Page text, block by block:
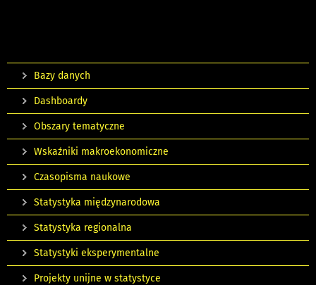
Bazy danych
Dashboardy
Obszary tematyczne
Wskaźniki makroekonomiczne
Czasopisma naukowe
Statystyka międzynarodowa
Statystyka regionalna
Statystyki eksperymentalne
Projekty unijne w statystyce